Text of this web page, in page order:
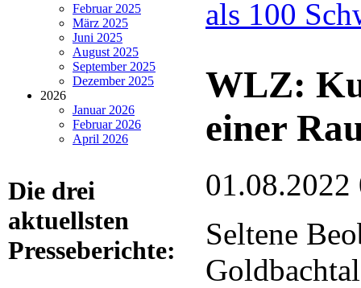
Februar 2025
März 2025
Juni 2025
August 2025
September 2025
Dezember 2025
2026
Januar 2026
Februar 2026
April 2026
Die drei
aktuellsten
Presseberichte:
als 100
WLZ:
einer
01.08.2022
Seltene
Goldbachtal